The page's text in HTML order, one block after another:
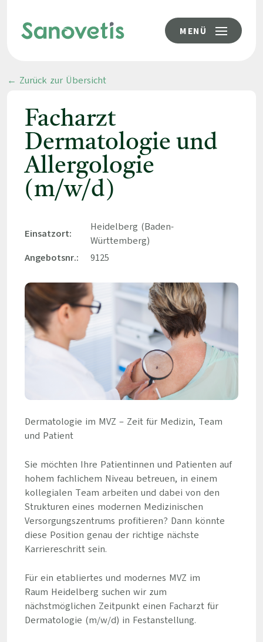
MENÜ
← Zurück zur Übersicht
Facharzt
Dermatologie und
Allergologie
(m/w/d)
Einsatzort:
Heidelberg (Baden-
Württemberg)
Angebotsnr.:
9125
Dermatologie im MVZ – Zeit für Medizin, Team
und Patient
Sie möchten Ihre Patientinnen und Patienten auf
hohem fachlichem Niveau betreuen, in einem
kollegialen Team arbeiten und dabei von den
Strukturen eines modernen Medizinischen
Versorgungszentrums profitieren? Dann könnte
diese Position genau der richtige nächste
Karriereschritt sein.
Für ein etabliertes und modernes MVZ im
Raum Heidelberg suchen wir zum
nächstmöglichen Zeitpunkt einen Facharzt für
Dermatologie (m/w/d) in Festanstellung.